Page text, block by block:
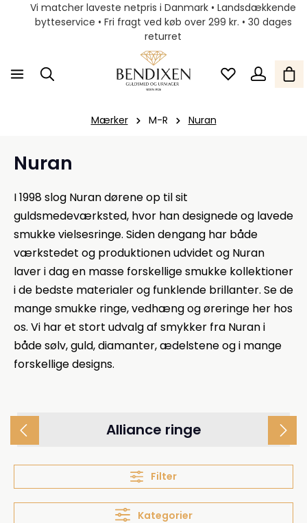
Vi matcher laveste netpris i Danmark • Landsdækkende
bytteservice • Fri fragt ved køb over 299 kr. • 30 dages
returret
Mærker M-R Nuran
Nuran
I 1998 slog Nuran dørene op til sit
guldsmedeværksted, hvor han designede og lavede
smukke vielsesringe. Siden dengang har både
værkstedet og produktionen udvidet og Nuran
laver i dag en masse forskellige smukke kollektioner
i de bedste materialer og funklende brillanter. Se de
mange smukke ringe, vedhæng og øreringe her hos
os. Vi har et stort udvalg af smykker fra Nuran i
både sølv, guld, diamanter, ædelstene og i mange
forskellige designs.
Alliance ringe
Filter
Kategorier